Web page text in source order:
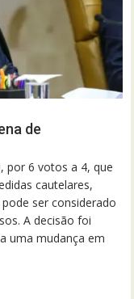
de
por 6 votos a 4, que
cautelares,
ser considerado
A decisão foi
uma mudança em